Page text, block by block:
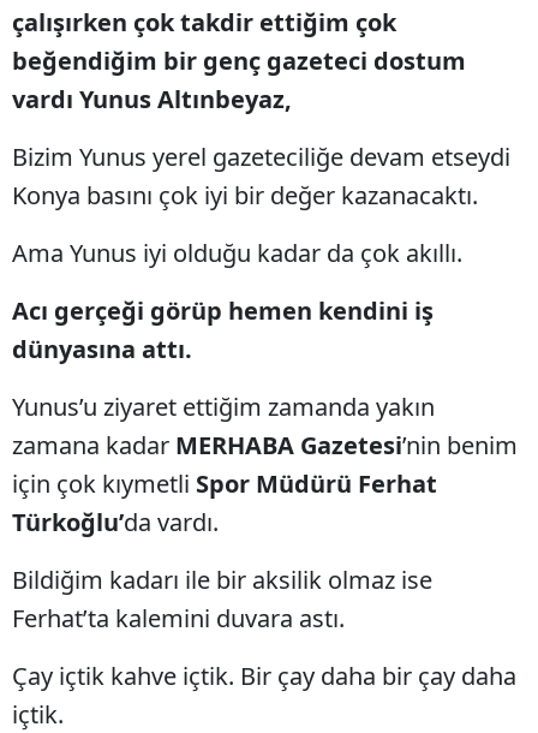
çalışırken çok takdir ettiğim çok
beğendiğim bir genç gazeteci dostum
vardı Yunus Altınbeyaz,
Bizim Yunus yerel gazeteciliğe devam etseydi
Konya basını çok iyi bir değer kazanacaktı.
Ama Yunus iyi olduğu kadar da çok akıllı.
Acı gerçeği görüp hemen kendini iş
dünyasına attı.
Yunus’u ziyaret ettiğim zamanda yakın
zamana kadar MERHABA Gazetesi’nin benim
için çok kıymetli Spor Müdürü Ferhat
Türkoğlu’da vardı.
Bildiğim kadarı ile bir aksilik olmaz ise
Ferhat’ta kalemini duvara astı.
Çay içtik kahve içtik. Bir çay daha bir çay daha
içtik.